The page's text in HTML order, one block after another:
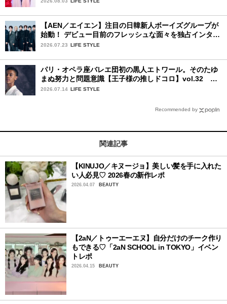
【AEN／エイエン】注目の日韓新人ボーイズグループが
始動！ デビュー目前のフレッシュな面々を独占インタビ
ュー。7人の魅力に迫ります♪
2026.07.23 LIFE STYLE
パリ・オペラ座バレエ団初の黒人エトワール。そのたゆ
まぬ努力と問題意識【王子様の推しドコロ】vol.32 ギ
ヨーム・ディオップさん
2026.07.14 LIFE STYLE
Recommended by
関連記事
【KINUJO／キヌージョ】美しい髪を手に入れた
い人必見♡ 2026春の新作レポ
2026.04.07 BEAUTY
【2aN／トゥーエーエヌ】自分だけのチーク作り
もできる♡「2aN SCHOOL in TOKYO」イベン
トレポ
2026.04.15 BEAUTY